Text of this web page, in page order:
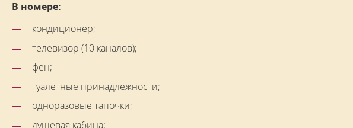
В номере:
кондиционер;
телевизор (10 каналов);
фен;
туалетные принадлежности;
одноразовые тапочки;
душевая кабина;